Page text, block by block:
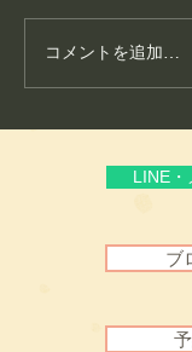
護身フィッ
生まれた理
コメントを追加…
LINE・
ブ